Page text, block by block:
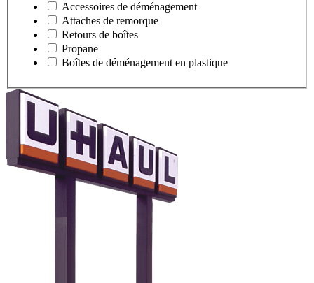
Accessoires de déménagement
Attaches de remorque
Retours de boîtes
Propane
Boîtes de déménagement en plastique